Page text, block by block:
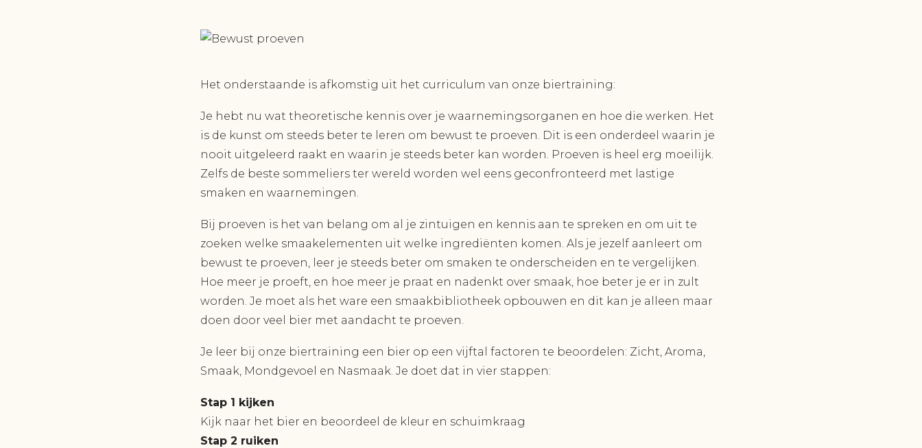
Het onderstaande is afkomstig uit het curriculum van onze biertraining:
Je hebt nu wat theoretische kennis over je waarnemingsorganen en hoe die werken. Het
is de kunst om steeds beter te leren om bewust te proeven. Dit is een onderdeel waarin je
nooit uitgeleerd raakt en waarin je steeds beter kan worden. Proeven is heel erg moeilijk.
Zelfs de beste sommeliers ter wereld worden wel eens geconfronteerd met lastige
smaken en waarnemingen.
Bij proeven is het van belang om al je zintuigen en kennis aan te spreken en om uit te
zoeken welke smaakelementen uit welke ingrediënten komen. Als je jezelf aanleert om
bewust te proeven, leer je steeds beter om smaken te onderscheiden en te vergelijken.
Hoe meer je proeft, en hoe meer je praat en nadenkt over smaak, hoe beter je er in zult
worden. Je moet als het ware een smaakbibliotheek opbouwen en dit kan je alleen maar
doen door veel bier met aandacht te proeven.
Je leer bij onze biertraining een bier op een vijftal factoren te beoordelen: Zicht, Aroma,
Smaak, Mondgevoel en Nasmaak. Je doet dat in vier stappen:
Stap 1 kijken
Kijk naar het bier en beoordeel de kleur en schuimkraag
Stap 2 ruiken